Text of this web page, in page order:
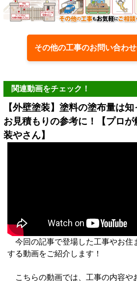
その他の工事のお問い合
関連動画をチェック！
【外壁塗装】塗料の塗布量は
お見積もりの参考に！【プロ
装やさん】
今回の記事で登場した工事やお住
する動画をご紹介します！
こちらの動画では、工事の内容や